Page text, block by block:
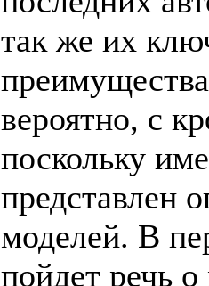
так же их
вероятно, с
поскольку
представлен
моделей. В
пойдет речь